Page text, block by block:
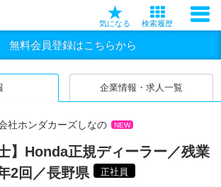
気になる 検索履歴
無料会員登録はこちらから
企業情報・求人一覧
社ホンダカーズしなの NEW
】Honda正規ディーラー／残業
2回／長野県
正社員